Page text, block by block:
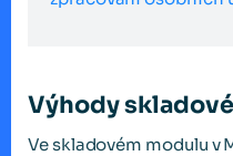
Výhody
Ve skladovém modulu v